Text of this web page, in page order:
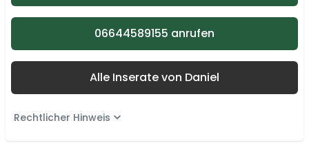
06644589155 anrufen
Alle Inserate von Daniel
Rechtlicher Hinweis